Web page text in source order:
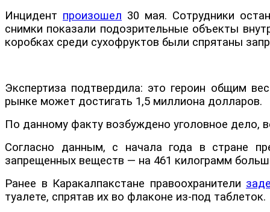
Инцидент произошел 30 мая. Сотрудники
снимки показали подозрительные объекты
коробках среди сухофруктов были спрятаны
Экспертиза подтвердила: это героин общим
рынке может достигать 1,5 миллиона долларов.
По данному факту возбуждено уголовное дело,
Согласно данным, с начала года в стране
запрещенных веществ — на 461 килограмм
Ранее в Каракалпакстане правоохранители
туалете, спрятав их во флаконе из-под таблеток.